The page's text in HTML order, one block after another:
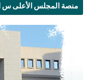
منصة المجلس الأعلى س